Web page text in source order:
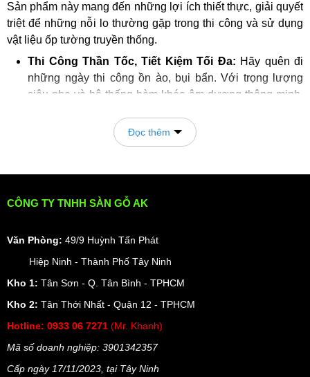
Sản phẩm này mang đến những lợi ích thiết thực, giải quyết
triệt để những nỗi lo thường gặp trong thi công và sử dụng
vật liệu ốp tường truyền thống.
Thi Công Thần Tốc, Tiết Kiệm Tối Đa: Hãy quên đi
những ngày thi công ồn ào, bụi bẩn. Với trọng lượng
siêu nhẹ và hệ thống hèm khóa âm dương thông minh,
sẽ và dễ dàng hơn bao giờ hết. Điều này không chỉ giúp
giảm tải trọng cho công trình mà còn tiết kiệm đáng kể
thiện ngôi nhà mơ ước của bạn.
Thách Thức Thời Gian và Khí Hậu Khắc Nghiệt:
cong vênh, co ngót. Lam 5 sóng thấp với cấu tạo từ
nhựa và bột đá chính là giải pháp hoàn hảo để loại bỏ
hoàn toàn những nỗi lo này, đảm bảo bức tường nhà
bạn luôn bền đẹp, vững chãi theo năm tháng.
Vẻ Đẹp Bền Bỉ, Dễ Dàng Chăm Sóc:
cứng cáp, bạn có thể hoàn toàn yên tâm trước những
va chạm hay những vết xước vô tình trong sinh hoạt
Đọc thêm
CÔNG TY TNHH SÀN GỖ AK
Văn Phòng: 49/9 Huỳnh Tấn Phát
Hiệp Ninh - Thành Phố Tây Ninh
Kho 1: Tân Sơn - Q. Tân Bình - TPHCM
Kho 2: Tân Thới Nhất - Quận 12 - TPHCM
Hotline: 0933 06 7271 (Mr. Khanh)
Mã số doanh nghiệp: 3901342357
Cấp ngày 17/11/2023, tại Tây Ninh